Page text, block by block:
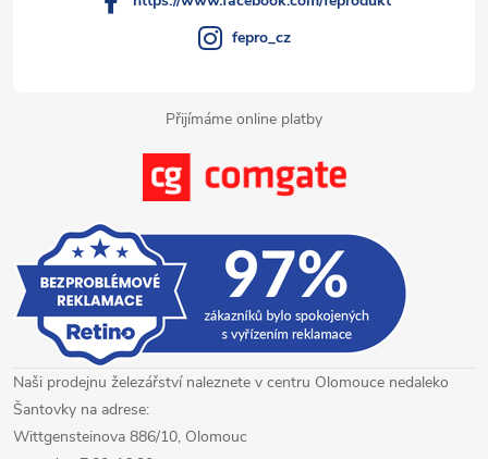
Přijímáme online platby
fepro_cz
Naši prodejnu železářství naleznete v centru Olomouce nedaleko
Šantovky na adrese:
Wittgensteinova 886/10, Olomouc